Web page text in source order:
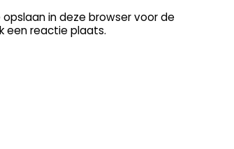
in deze browser voor de
een reactie plaats.